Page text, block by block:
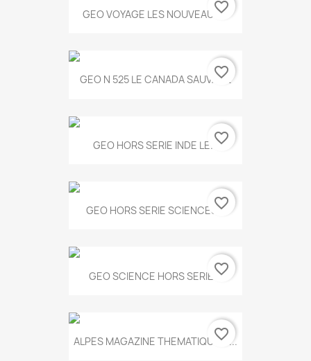
GEO VOYAGE LES NOUVEAUX...
favorite_border
GEO N 525 LE CANADA SAUVAGE
favorite_border
GEO HORS SERIE INDE LE...favorite_border
GEO HORS SERIE SCIENCES...
favorite_border
GEO SCIENCE HORS SERIE...favorite_border
ALPES MAGAZINE THEMATIQUE N...
favorite_border